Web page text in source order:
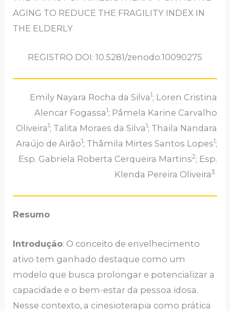
AGING TO REDUCE THE FRAGILITY INDEX IN
THE ELDERLY
REGISTRO DOI: 10.5281/zenodo.10090275
Emily Nayara Rocha da Silva1; Loren Cristina
Alencar Fogassa1; Pâmela Karine Carvalho
Oliveira1; Talita Moraes da Silva1; Thaila Nandara
Araújo de Airão1; Thâmila Mirtes Santos Lopes1;
Esp. Gabriela Roberta Cerqueira Martins2; Esp.
Klenda Pereira Oliveira3
Resumo
Introdução: O conceito de envelhecimento
ativo tem ganhado destaque como um
modelo que busca prolongar e potencializar a
capacidade e o bem-estar da pessoa idosa.
Nesse contexto, a cinesioterapia como prática